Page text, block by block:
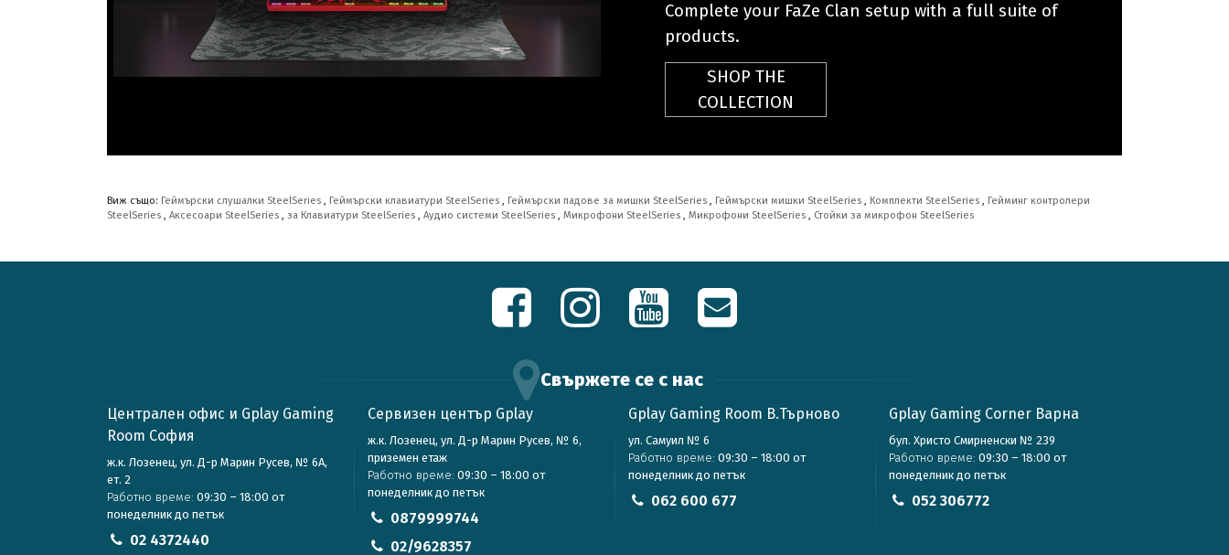
Complete your FaZe Clan setup with a full suite of
products.
SHOP THE
COLLECTION
Виж също: Геймърски слушалки SteelSeries , Геймърски клавиатури SteelSeries , Геймърски падове за мишки SteelSeries , Геймърски мишки SteelSeries , Комплекти SteelSeries , Гейминг контролери
SteelSeries , Аксесоари SteelSeries , за Клавиатури SteelSeries , Аудио системи SteelSeries , Микрофони SteelSeries , Микрофони SteelSeries , Стойки за микрофон SteelSeries
Свържете се с нас
Централен офис и Gplay Gaming
Room София
ж.к. Лозенец, ул. Д-р Марин Русев, № 6А,
ет. 2
Работно време: 09:30 – 18:00 от
понеделник до петък
02 4372440
Сервизен център Gplay
ж.к. Лозенец, ул. Д-р Марин Русев, № 6,
приземен етаж
Работно време: 09:30 – 18:00 от
понеделник до петък
0879999744
02/9628357
Gplay Gaming Room В.Търново
ул. Самуил № 6
Работно време: 09:30 – 18:00 от
понеделник до петък
062 600 677
Gplay Gaming Corner Варна
бул. Христо Смирненски № 239
Работно време: 09:30 – 18:00 от
понеделник до петък
052 306772